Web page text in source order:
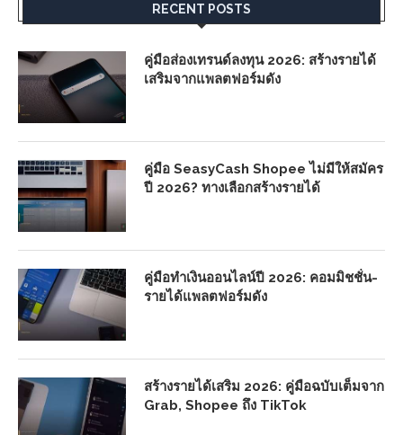
RECENT POSTS
คู่มือส่องเทรนด์ลงทุน 2026: สร้างรายได้
เสริมจากแพลตฟอร์มดัง
คู่มือ SeasyCash Shopee ไม่มีให้สมัคร
ปี 2026? ทางเลือกสร้างรายได้
คู่มือทำเงินออนไลน์ปี 2026: คอมมิชชั่น-
รายได้แพลตฟอร์มดัง
สร้างรายได้เสริม 2026: คู่มือฉบับเต็มจาก
Grab, Shopee ถึง TikTok